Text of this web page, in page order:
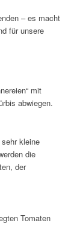
– es macht
für unsere
mit
abwiegen.
kleine
die
der
Tomaten